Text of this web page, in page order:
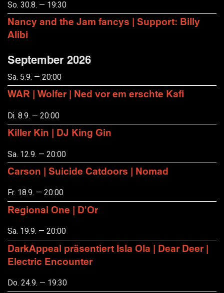
So. 30.8. — 19:30
Nancy and the Jam fancys | Support: Billy
Alibi
September 2026
Sa. 5.9. — 20:00
WAR | Wolfer | Ned vor em erschte Kafi
Di. 8.9. — 20:00
Killer Kin | DJ King Gin
Sa. 12.9. — 20:00
Carson | Suicide Catdoors | Nomad
Fr. 18.9. — 20:00
Regional One | D'Or
Sa. 19.9. — 20:00
DarkAppeal präsentiert Isla Ola | Dear Deer |
Electric Encounter
Do. 24.9. — 19:30